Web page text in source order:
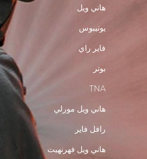
هاني ويل
يونيبوس
فاير راي
بوتر
TNA
هاني ويل مورلي
رافل فاير
هاني ويل فهرنهيت